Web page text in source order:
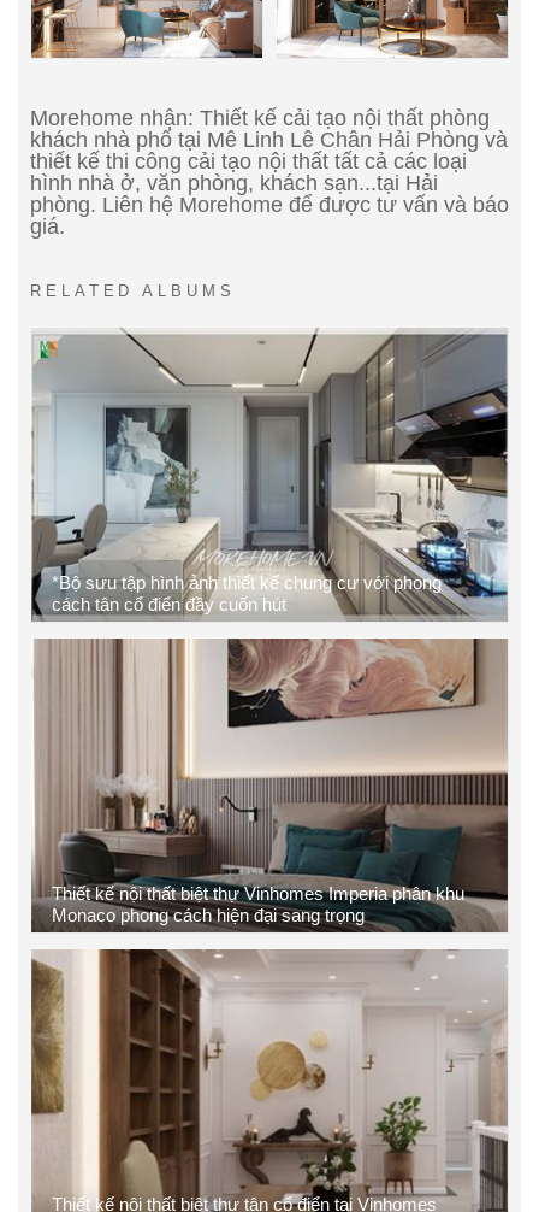
Morehome nhận: Thiết kế cải tạo nội thất phòng
khách nhà phố tại Mê Linh Lê Chân Hải Phòng và
thiết kế thi công cải tạo nội thất tất cả các loại
hình nhà ở, văn phòng, khách sạn...tại Hải
phòng. Liên hệ Morehome để được tư vấn và báo
giá.
RELATED ALBUMS
*Bộ sưu tập hình ảnh thiết kế chung cư với phong
cách tân cổ điển đầy cuốn hút
Thiết kế nội thất biệt thự Vinhomes Imperia phân khu
Monaco phong cách hiện đại sang trọng
Thiết kế nội thất biệt thự tân cổ điển tại Vinhomes